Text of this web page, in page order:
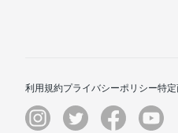
利用規約プライバシーポリシー特